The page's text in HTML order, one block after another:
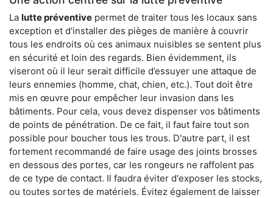
La lutte préventive permet de traiter tous les locaux sans
exception et d'installer des pièges de manière à couvrir
tous les endroits où ces animaux nuisibles se sentent plus
en sécurité et loin des regards. Bien évidemment, ils
viseront où il leur serait difficile d’essuyer une attaque de
leurs ennemies (homme, chat, chien, etc.). Tout doit être
mis en œuvre pour empêcher leur invasion dans les
bâtiments. Pour cela, vous devez dispenser vos bâtiments
de points de pénétration. De ce fait, il faut faire tout son
possible pour boucher tous les trous. D'autre part, il est
fortement recommandé de faire usage des joints brosses
en dessous des portes, car les rongeurs ne raffolent pas
de ce type de contact. Il faudra éviter d'exposer les stocks,
ou toutes sortes de matériels. Évitez également de laisser